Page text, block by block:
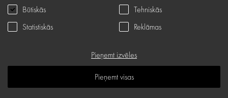
Būtiskās
Tehniskās
Statistiskās
Reklāmas
Pieņemt izvēles
Pieņemt visas